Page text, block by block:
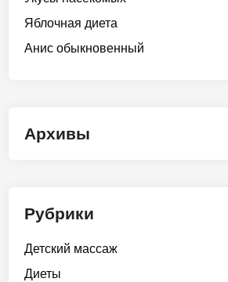
Яблочная диета
Анис обыкновенный
Архивы
Рубрики
Детский массаж
Диеты